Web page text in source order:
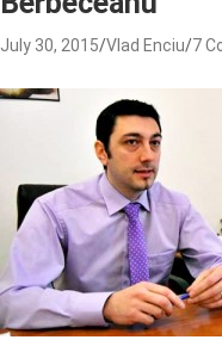
July 30, 2015 Vlad Enciu 7